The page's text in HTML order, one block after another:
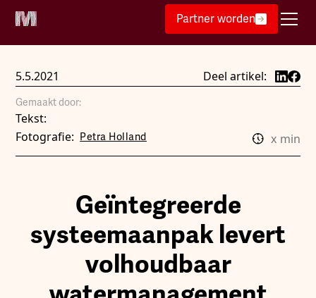
Partner worden
5.5.2021 Deel artikel:
Gemaakt door:
Tekst:
Fotografie:
Petra Holland x min
Geïntegreerde
systeemaanpak levert
volhoudbaar